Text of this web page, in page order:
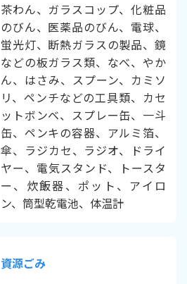
茶わん、ガラスコップ、化粧品
のびん、医薬品のびん、電球、
蛍光灯、断熱ガラスの製品、鏡
などの板ガラス類、なべ、やか
ん、はさみ、スプーン、カミソ
リ、ペンチなどの工具類、カセ
ットボンベ、スプレー缶、一斗
缶、ペンキの容器、アルミ箔、
傘、ラジカセ、ラジオ、ドライ
ヤー、電気スタンド、トースタ
ー、炊飯器、ポット、アイロ
ン、筒型乾電池、体温計
資源ごみ